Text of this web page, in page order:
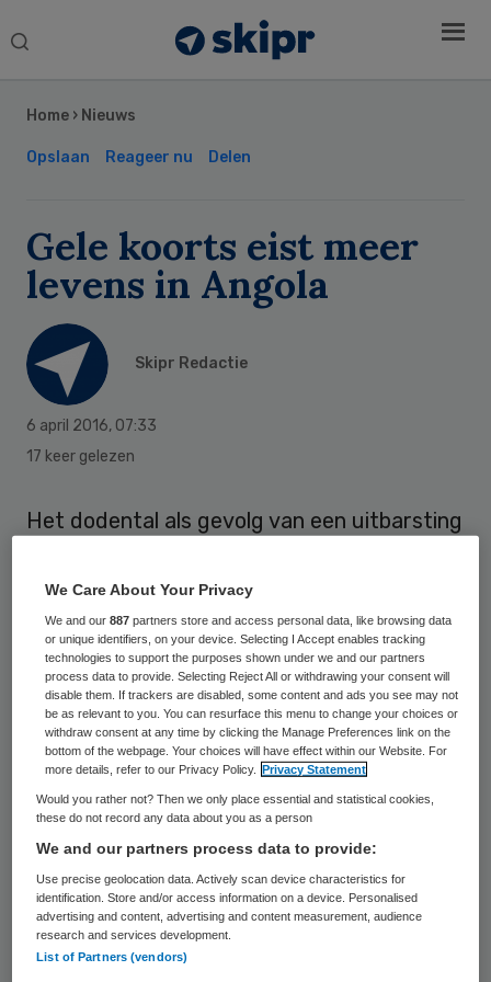
Search
Home › Nieuws
Opslaan Reageer nu Delen
Gele koorts eist meer
levens in Angola
Skipr Redactie
6 april 2016, 07:33
17 keer gelezen
Het dodental als gevolg van een uitbarsting
225. Naar schatting zijn 1600 mensen met
het virus besmet geraakt. Dat maakte de
Angolese minister van Volksgezondheid Luis
Sambo bekend.
Sambo meldde na een bijeenkomst met de
Wereldgezondheidsorganisatie (WHO) dat
het virus in zestien van de achttien
provincies van het land actief is. De minister
heeft om meer medicijnen en vaccins
gevraagd.
De uitbarsting begon eind vorig jaar. Half
Sidebar
We Care About Your Privacy
We and our887 partners store and access personal data, like browsing data
or unique identifiers, on your device. Selecting I Accept enables tracking
technologies to support the purposes shown under we and our partners
process data to provide. Selecting Reject All or withdrawing your consent will
disable them. If trackers are disabled, some content and ads you see may not
be as relevant to you. You can resurface this menu to change your choices or
withdraw consent at any time by clicking the Manage Preferences link on the
bottom of the webpage. Your choices will have effect within our Website. For
more details, refer to our Privacy Policy.
Privacy Statement
Would you rather not? Then we only place essential and statistical cookies,
these do not record any data about you as a person
We and our partners process data to provide:
Use precise geolocation data. Actively scan device characteristics for
identification. Store and/or access information on a device. Personalised
advertising and content, advertising and content measurement, audience
research and services development.
List of Partners (vendors)